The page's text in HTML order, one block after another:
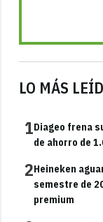
LO MÁS
1Diageo frena
de ahorro de
2Heineken
semestre de
premium